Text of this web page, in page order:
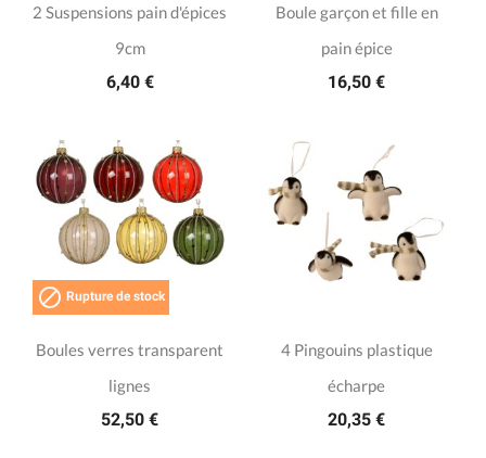
2 Suspensions pain d'épices
9cm
6,40 €
Boule garçon et fille en
pain épice
16,50 €
 Rupture de stock
Boules verres transparent
lignes
52,50 €
4 Pingouins plastique
écharpe
20,35 €